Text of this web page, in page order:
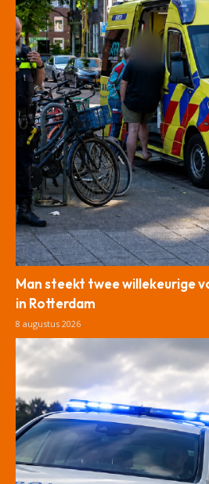
Man steekt twee willekeurige
in Rotterdam
8 augustus 2026